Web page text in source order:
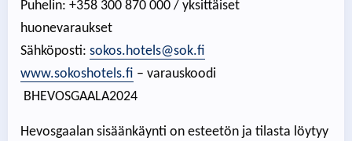
Puhelin: +358 300 870 000 / yksittäiset
huonevaraukset
Sähköposti: sokos.hotels@sok.fi
www.sokoshotels.fi – varauskoodi
BHEVOSGAALA2024
Hevosgaalan sisäänkäynti on esteetön ja tilasta löytyy